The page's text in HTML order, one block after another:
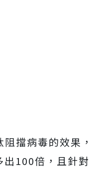
擋病毒的效果，
出100倍，且針對